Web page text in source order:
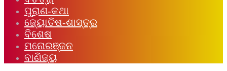
ପୁରାଣ-କଥା
ଜ୍ୟୋତିଷ-ଶାସ୍ତ୍ର
ବିଶେଷ
ମନୋରଞ୍ଜନ
ବାଣିଜ୍ୟ